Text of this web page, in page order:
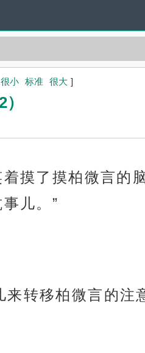
很小 标准 很大 ]
摸了摸柏微言的
儿。”
转移柏微言的注